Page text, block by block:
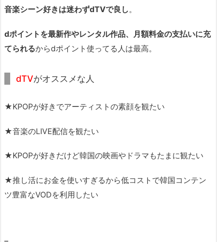
音楽シーン好きは迷わずdTVで良し 。
dポイントを最新作やレンタル作品、月額料金の支払いに充
てられるからdポイント使ってる人は最高。
dTVがオススメな人
★KPOPが好きでアーティストの素顔を観たい
★音楽のLIVE配信を観たい
★KPOPが好きだけど韓国の映画やドラマもたまに観たい
★推し活にお金を使いすぎるから低コストで韓国コンテン
ツ豊富なVODを利用したい